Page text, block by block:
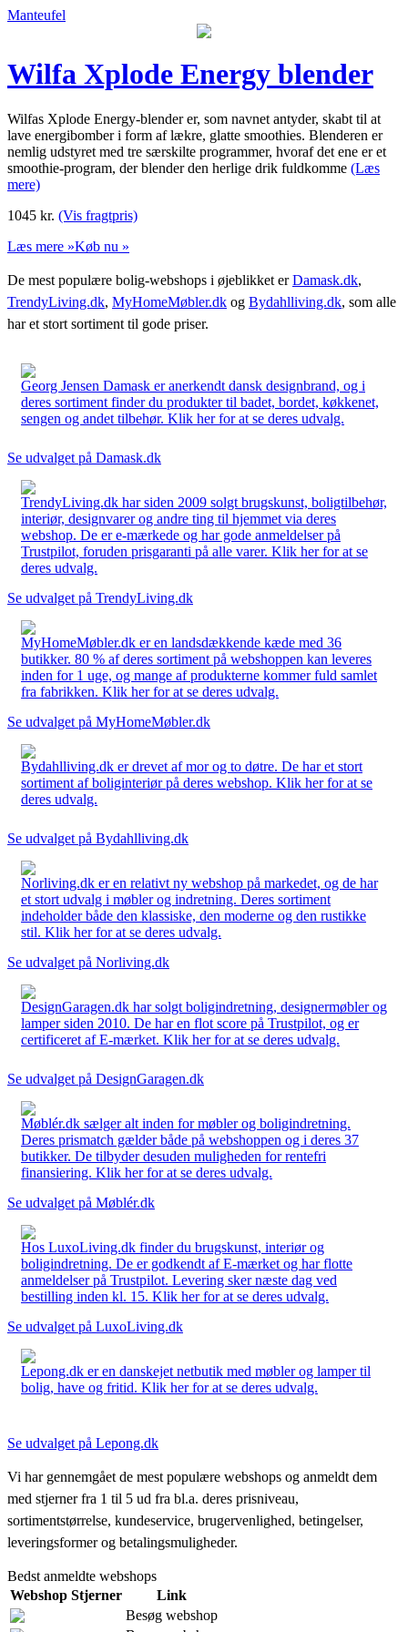
Manteufel
Wilfa Xplode Energy blender
Wilfas Xplode Energy-blender er, som navnet antyder, skabt til at
lave energibomber i form af lækre, glatte smoothies. Blenderen er
nemlig udstyret med tre særskilte programmer, hvoraf det ene er et
smoothie-program, der blender den herlige drik fuldkomme (Læs
mere)
1045 kr. (Vis fragtpris)
Læs mere »Køb nu »
De mest populære bolig-webshops i øjeblikket erDamask.dk,
TrendyLiving.dk, MyHomeMøbler.dk og Bydahlliving.dk, som alle
har et stort sortiment til gode priser.
Georg Jensen Damask er anerkendt dansk designbrand, og i
deres sortiment finder du produkter til badet, bordet, køkkenet,
sengen og andet tilbehør. Klik her for at se deres udvalg.
Se udvalget på Damask.dk
TrendyLiving.dk har siden 2009 solgt brugskunst, boligtilbehør,
interiør, designvarer og andre ting til hjemmet via deres
webshop. De er e-mærkede og har gode anmeldelser på
Trustpilot, foruden prisgaranti på alle varer. Klik her for at se
deres udvalg.
Se udvalget på TrendyLiving.dk
MyHomeMøbler.dk er en landsdækkende kæde med 36
butikker. 80 % af deres sortiment på webshoppen kan leveres
inden for 1 uge, og mange af produkterne kommer fuld samlet
fra fabrikken. Klik her for at se deres udvalg.
Se udvalget på MyHomeMøbler.dk
Bydahlliving.dk er drevet af mor og to døtre. De har et stort
sortiment af boliginteriør på deres webshop. Klik her for at se
deres udvalg.
Se udvalget på Bydahlliving.dk
Norliving.dk er en relativt ny webshop på markedet, og de har
et stort udvalg i møbler og indretning. Deres sortiment
indeholder både den klassiske, den moderne og den rustikke
stil. Klik her for at se deres udvalg.
Se udvalget på Norliving.dk
DesignGaragen.dk har solgt boligindretning, designermøbler og
lamper siden 2010. De har en flot score på Trustpilot, og er
certificeret af E-mærket. Klik her for at se deres udvalg.
Se udvalget på DesignGaragen.dk
Møblér.dk sælger alt inden for møbler og boligindretning.
Deres prismatch gælder både på webshoppen og i deres 37
butikker. De tilbyder desuden muligheden for rentefri
finansiering. Klik her for at se deres udvalg.
Se udvalget på Møblér.dk
Hos LuxoLiving.dk finder du brugskunst, interiør og
boligindretning. De er godkendt af E-mærket og har flotte
anmeldelser på Trustpilot. Levering sker næste dag ved
bestilling inden kl. 15. Klik her for at se deres udvalg.
Se udvalget på LuxoLiving.dk
Lepong.dk er en danskejet netbutik med møbler og lamper til
bolig, have og fritid. Klik her for at se deres udvalg.
Se udvalget på Lepong.dk
Vi har gennemgået de mest populære webshops og anmeldt dem
med stjerner fra 1 til 5 ud fra bl.a. deres prisniveau,
sortimentstørrelse, kundeservice, brugervenlighed, betingelser,
leveringsformer og betalingsmuligheder.
Bedst anmeldte webshops
Webshop Stjerner
Link
Besøg webshop